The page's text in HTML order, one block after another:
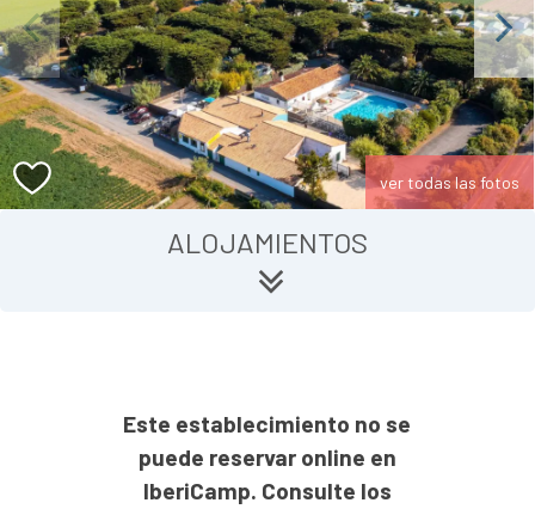
Next
ver todas las fotos
ALOJAMIENTOS
Este establecimiento no se
puede reservar online en
IberiCamp. Consulte los